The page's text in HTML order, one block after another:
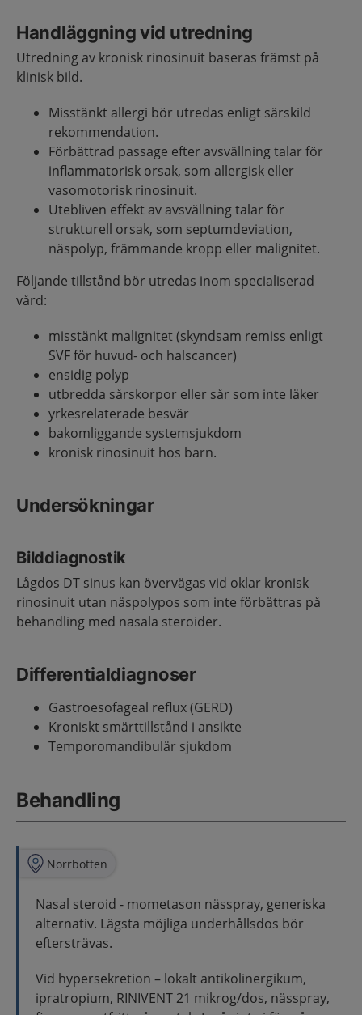
Handläggning vid utredning
Utredning av kronisk rinosinuit baseras främst på
klinisk bild.
Misstänkt allergi bör utredas enligt särskild
rekommendation.
Förbättrad passage efter avsvällning talar för
inflammatorisk orsak, som allergisk eller
vasomotorisk rinosinuit.
Utebliven effekt av avsvällning talar för
strukturell orsak, som septumdeviation,
näspolyp, främmande kropp eller malignitet.
Följande tillstånd bör utredas inom specialiserad
vård:
misstänkt malignitet (skyndsam remiss enligt
SVF för huvud- och halscancer)
ensidig polyp
utbredda sårskorpor eller sår som inte läker
yrkesrelaterade besvär
bakomliggande systemsjukdom
kronisk rinosinuit hos barn.
Undersökningar
Bilddiagnostik
Lågdos DT sinus kan övervägas vid oklar kronisk
rinosinuit utan näspolypos som inte förbättras på
behandling med nasala steroider.
Differentialdiagnoser
Gastroesofageal reflux (GERD)
Kroniskt smärttillstånd i ansikte
Temporomandibulär sjukdom
Behandling
Norrbotten
Nasal steroid - mometason nässpray, generiska
alternativ. Lägsta möjliga underhållsdos bör
eftersträvas.
Vid hypersekretion – lokalt antikolinergikum,
ipratropium, RINIVENT 21 mikrog/dos, nässpray,